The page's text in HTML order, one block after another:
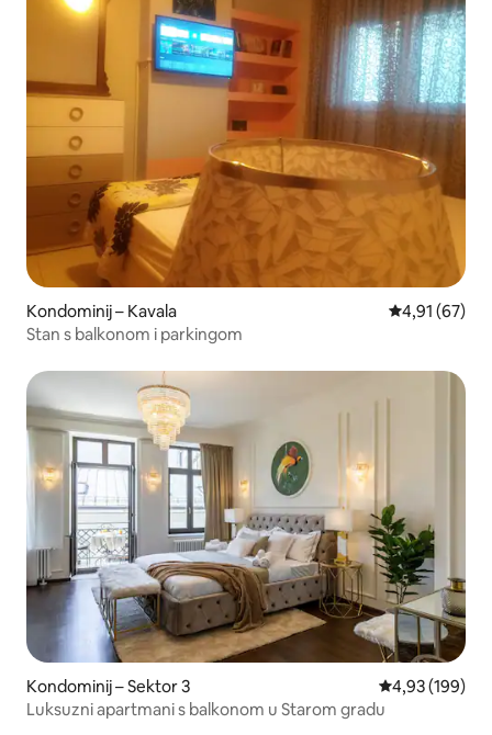
Kondominij – Kavala Prosječna
4,91 (67)
Stan s balkonom i parkingom
Kondominij – Sektor 3 Prosječna
4,93 (199)
Luksuzni apartmani s balkonom u Starom gradu